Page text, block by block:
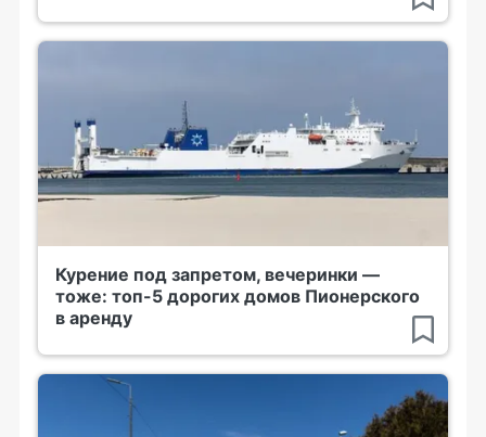
Курение под запретом, вечеринки —
тоже: топ-5 дорогих домов Пионерского
в аренду